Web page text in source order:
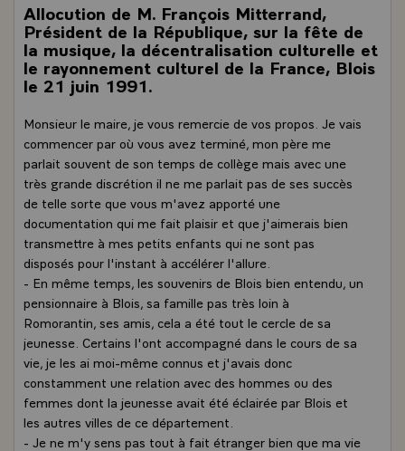
Allocution de M. François Mitterrand,
Président de la République, sur la fête de
la musique, la décentralisation culturelle et
le rayonnement culturel de la France, Blois
le 21 juin 1991.
Monsieur le maire, je vous remercie de vos propos. Je vais
commencer par où vous avez terminé, mon père me
parlait souvent de son temps de collège mais avec une
très grande discrétion il ne me parlait pas de ses succès
de telle sorte que vous m'avez apporté une
documentation qui me fait plaisir et que j'aimerais bien
transmettre à mes petits enfants qui ne sont pas
disposés pour l'instant à accélérer l'allure.
- En même temps, les souvenirs de Blois bien entendu, un
pensionnaire à Blois, sa famille pas très loin à
Romorantin, ses amis, cela a été tout le cercle de sa
jeunesse. Certains l'ont accompagné dans le cours de sa
vie, je les ai moi-même connus et j'avais donc
constamment une relation avec des hommes ou des
femmes dont la jeunesse avait été éclairée par Blois et
les autres villes de ce département.
- Je ne m'y sens pas tout à fait étranger bien que ma vie